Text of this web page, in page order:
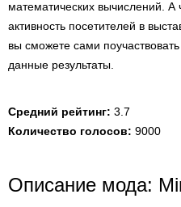
математических вычислений. А
активность посетителей в
вы сможете сами
данные результаты.
Средний рейтинг: 3.7
Количество голосов: 9000
Описание мода: